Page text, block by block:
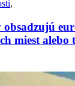
,
miest alebo